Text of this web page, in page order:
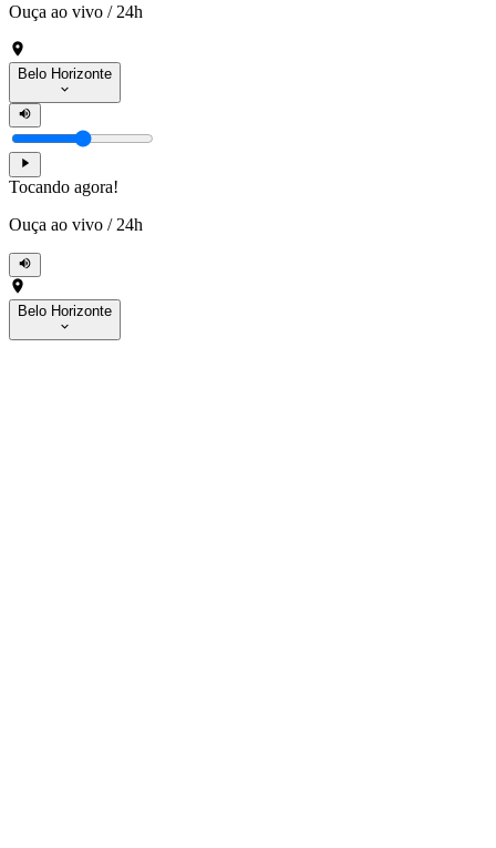
Ouça ao vivo / 24h
Belo Horizonte
Tocando agora!
Ouça ao vivo / 24h
Belo Horizonte